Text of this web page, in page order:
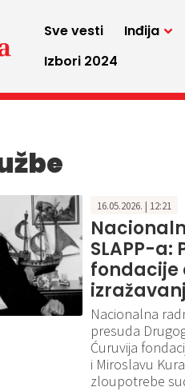
Sve vesti Inđija
Izbori 2024
16.05.2026. | 12:21
SLAPP-
fondacije
Nacionalna
presuda
Ćuruvija
i Miroslavu
zloupotrebe